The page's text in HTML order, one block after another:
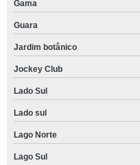
Gama
Guara
Jardim botânico
Jockey Club
Lado Sul
Lado sul
Lago Norte
Lago Sul